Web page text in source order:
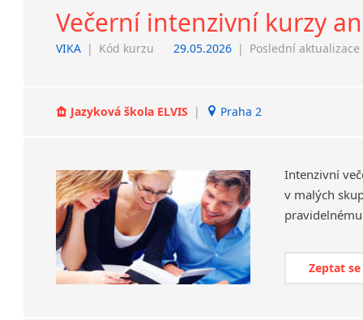
Večerní intenzivní kurzy
VIKA | Kód kurzu 29.05.2026 | Poslední aktualizace
Jazyková škola ELVIS | Praha 2
Intenzivní
v malých
Zeptat